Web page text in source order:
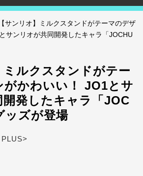
【サンリオ】ミルクスタンドがテーマのデザ
サンリオが共同開発したキャラ「JOCHU
ミルクスタンドがテー
がかわいい！ JO1とサ
発したキャラ「JOC
ッズが登場